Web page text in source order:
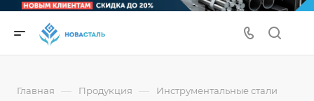
Главная — Продукция — Инструментальные стали